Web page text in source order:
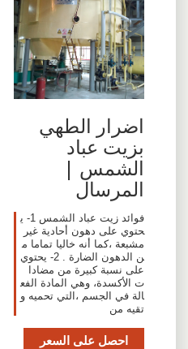
اضرار الطهي
بزيت عباد
الشمس |
المرسال
فوائد زيت عباد الشمس 1- ي
حتوي على دهون أحادية غير
مشبعة ،كما أنه خاليا تماما م
ن الدهون الضارة . 2- يحتوي
على نسبة كبيرة من مضادا
ت الأكسدة، وهي المادة الفع
الة في الجسم ،التي تحميه و
تقيه من
احصل على السعر